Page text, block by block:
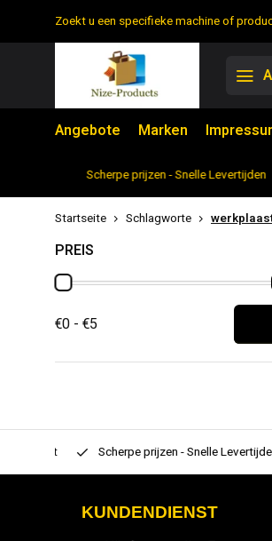
Zoekt u een specifieke machine of
Angebote Marken
Scherpe prijzen - Snelle Levertijden
Startseite Schlagworte
PREIS
€0 - €5
Scherpe prijzen - Snelle Levertijden
KUNDENDIENST